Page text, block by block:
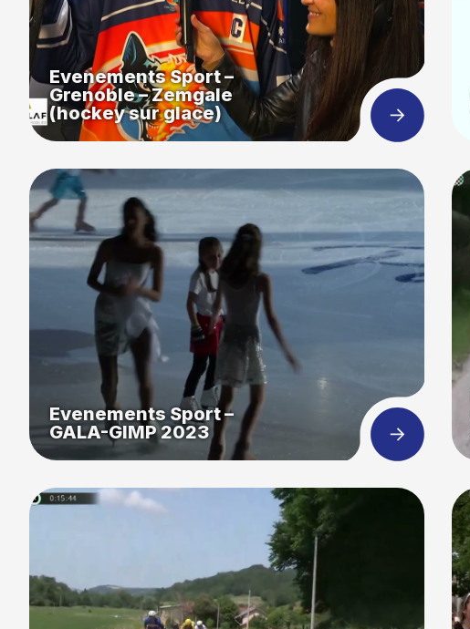
Evenements Sport –
Grenoble – Zemgale
(hockey sur glace)
Evenements Sport –
GALA-GIMP 2023